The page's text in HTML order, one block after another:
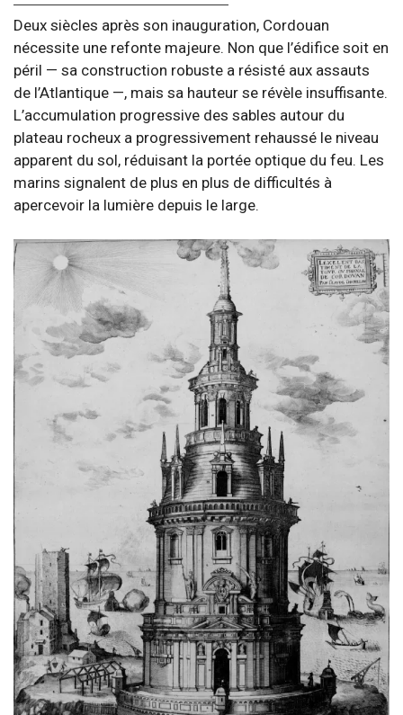
Deux siècles après son inauguration, Cordouan
nécessite une refonte majeure. Non que l’édifice soit en
péril — sa construction robuste a résisté aux assauts
de l’Atlantique —, mais sa hauteur se révèle insuffisante.
L’accumulation progressive des sables autour du
plateau rocheux a progressivement rehaussé le niveau
apparent du sol, réduisant la portée optique du feu. Les
marins signalent de plus en plus de difficultés à
apercevoir la lumière depuis le large.